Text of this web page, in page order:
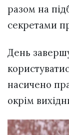
разом на
секретами
День
насичено
окрім